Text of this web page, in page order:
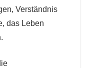
Verständnis
das Leben